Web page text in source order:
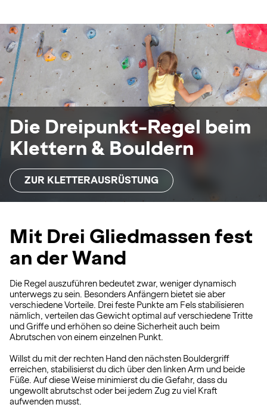
Die Dreipunkt-Regel beim
Klettern & Bouldern
ZUR KLETTERAUSRÜSTUNG
Mit Drei Gliedmassen fest
an der Wand
Die Regel auszuführen bedeutet zwar, weniger dynamisch
unterwegs zu sein. Besonders Anfängern bietet sie aber
verschiedene Vorteile. Drei feste Punkte am Fels stabilisieren
nämlich, verteilen das Gewicht optimal auf verschiedene Tritte
und Griffe und erhöhen so deine Sicherheit auch beim
Abrutschen von einem einzelnen Punkt.
Willst du mit der rechten Hand den nächsten Bouldergriff
erreichen, stabilisierst du dich über den linken Arm und beide
Füße. Auf diese Weise minimierst du die Gefahr, dass du
ungewollt abrutschst oder bei jedem Zug zu viel Kraft
aufwenden musst.